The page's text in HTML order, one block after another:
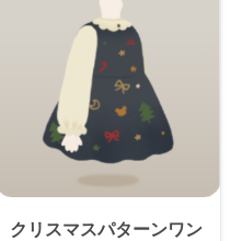
クリスマスパターンワン